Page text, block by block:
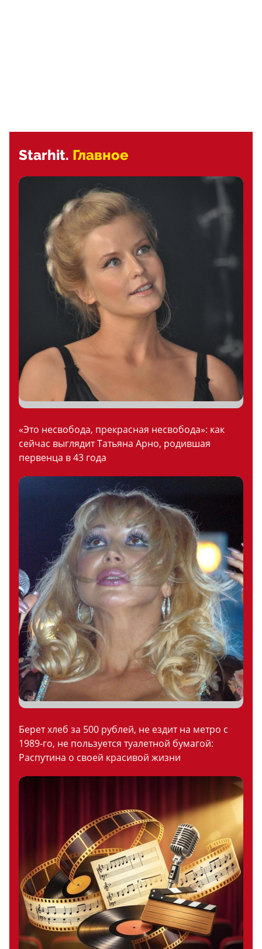
Starhit. Главное
«Это несвобода, прекрасная несвобода»: как
сейчас выглядит Татьяна Арно, родившая
первенца в 43 года
Берет хлеб за 500 рублей, не ездит на метро с
1989-го, не пользуется туалетной бумагой:
Распутина о своей красивой жизни